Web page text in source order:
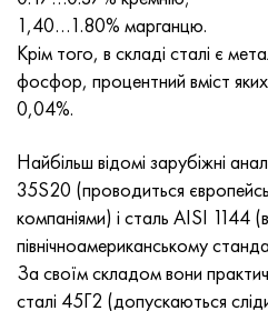
1,40…1.80% марганцю.
Крім того, в складі сталі є
фосфор, процентний вміст
0,04%.
Найбільш відомі зарубіжні
35S20 (проводиться
компаніями) і сталь AISI 1144
північноамериканському
За своїм складом вони
сталі 45Г2 (допускаються
MP159
Multimet n155
Никрофер 5923 hMo
Никрофер 6030
Нитроник 40
Нитроник 50
Стрічка, коло, дріт 56ДГНХ
Стрічка 68НХВКТЮ
труба 79НМ
Стрічка, коло, дріт 80НМ
80НМВ-ВІ
80НХС
Лист, круг, дріт ХН73МБТЮ
Труба ХН70Ю
Труба ХН75МБТЮ
Лист, круг, дріт ХН75ТБЮ
Лист, круг, дріт ХН77ТЮ
труба ХН77ТЮР
5B
ТЛ5
АТ-6
МС-6
14 титан
СП -17
1.4567 - aisi 304Cu
1.4570 - aisi303Cu
1.4574 - Alloy PH 15-7 Mo®
1.4580 - aisi 316Cb
1.4597 - aisi 204Cu
Сплав 28 - 1.4563
15Х16Н2АМ
18Х11МНФБ
18Х12ВМБФР
20Х12ВНМФ
20Х3МВФ
21НКМТ
30Х, aisi 5130, 30h
30хгс, 30hgs
30ХГСА, 30hgsa
30хгсн2а, 30hgsna
30хн2ма, 30CrNiMo8
30хн3а, 31nicr14